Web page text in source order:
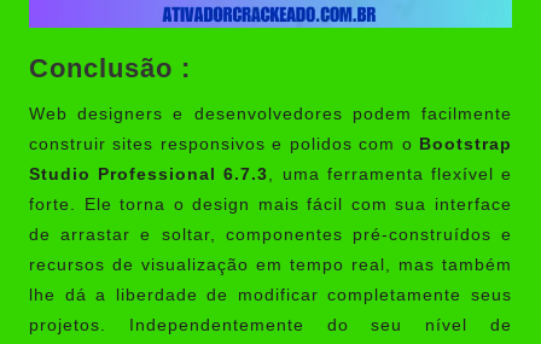
Conclusão :
Web designers e desenvolvedores podem facilmente
construir sites responsivos e polidos com o Bootstrap
Studio Professional 6.7.3 , uma ferramenta flexível e
forte. Ele torna o design mais fácil com sua interface
de arrastar e soltar, componentes pré-construídos e
recursos de visualização em tempo real, mas também
lhe dá a liberdade de modificar completamente seus
projetos. Independentemente do seu nível de